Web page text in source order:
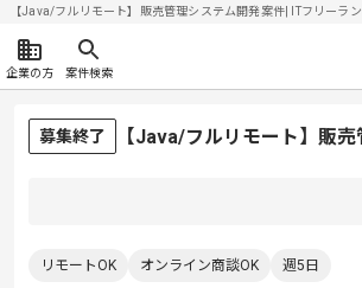
【Java/フルリモート】販売管理システム開発案件| ITフリー
企業の方 案件検索
募集終了 【Java/フルリモート】販
リモートOK オンライン商談OK 週5日